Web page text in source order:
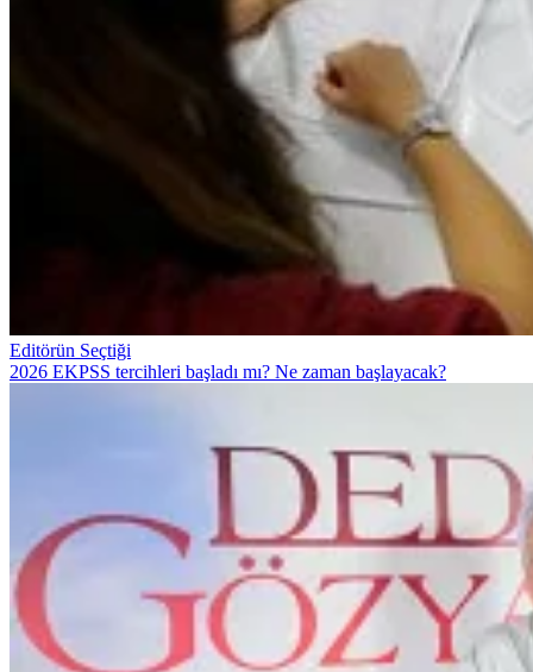
Editörün Seçtiği
2026 EKPSS tercihleri başladı mı? Ne zaman başlayacak?